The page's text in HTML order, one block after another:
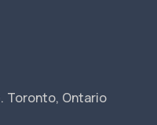
Toronto, Ontario